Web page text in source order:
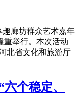
趣廊坊群众艺术嘉年
重举行。本次活动
北省文化和旅游厅
个稳定、